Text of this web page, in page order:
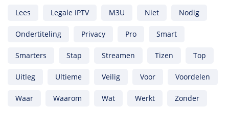
Lees Legale IPTV M3U Niet Nodig
Ondertiteling Privacy Pro Smart
Smarters Stap Streamen Tizen Top
Uitleg Ultieme Veilig Voor Voordelen
Waar Waarom Wat Werkt Zonder